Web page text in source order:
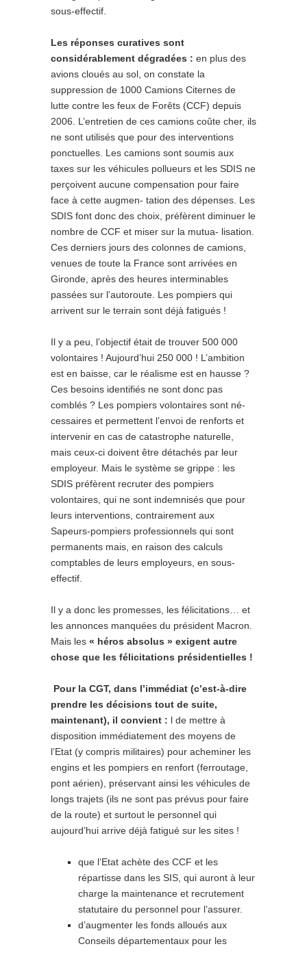
sous-effectif.
Les réponses curatives sont
considérablement dégradées : en plus des
avions cloués au sol, on constate la
suppression de 1000 Camions Citernes de
lutte contre les feux de Forêts (CCF) depuis
2006. L’entretien de ces camions coûte cher, ils
ne sont utilisés que pour des interventions
ponctuelles. Les camions sont soumis aux
taxes sur les véhicules pollueurs et les SDIS ne
perçoivent aucune compensation pour faire
face à cette augmen- tation des dépenses. Les
SDIS font donc des choix, préfèrent diminuer le
nombre de CCF et miser sur la mutua- lisation.
Ces derniers jours des colonnes de camions,
venues de toute la France sont arrivées en
Gironde, après des heures interminables
passées sur l’autoroute. Les pompiers qui
arrivent sur le terrain sont déjà fatigués !
Il y a peu, l’objectif était de trouver 500 000
volontaires ! Aujourd’hui 250 000 ! L’ambition
est en baisse, car le réalisme est en hausse ?
Ces besoins identifiés ne sont donc pas
comblés ? Les pompiers volontaires sont né-
cessaires et permettent l’envoi de renforts et
intervenir en cas de catastrophe naturelle,
mais ceux-ci doivent être détachés par leur
employeur. Mais le système se grippe : les
SDIS préfèrent recruter des pompiers
volontaires, qui ne sont indemnisés que pour
leurs interventions, contrairement aux
Sapeurs-pompiers professionnels qui sont
permanents mais, en raison des calculs
comptables de leurs employeurs, en sous-
effectif.
Il y a donc les promesses, les félicitations… et
les annonces manquées du président Macron.
Mais les « héros absolus » exigent autre
chose que les félicitations présidentielles !
Pour la CGT, dans l’immédiat (c’est-à-dire
prendre les décisions tout de suite,
maintenant), il convient : l de mettre à
disposition immédiatement des moyens de
l’Etat (y compris militaires) pour acheminer les
engins et les pompiers en renfort (ferroutage,
pont aérien), préservant ainsi les véhicules de
longs trajets (ils ne sont pas prévus pour faire
de la route) et surtout le personnel qui
aujourd’hui arrive déjà fatigué sur les sites !
que l’Etat achète des CCF et les
répartisse dans les SIS, qui auront à leur
charge la maintenance et recrutement
statutaire du personnel pour l’assurer.
d’augmenter les fonds alloués aux
Conseils départementaux pour les